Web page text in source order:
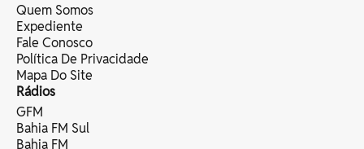
Quem Somos
Expediente
Fale Conosco
Política De Privacidade
Mapa Do Site
Rádios
GFM
Bahia FM Sul
Bahia FM